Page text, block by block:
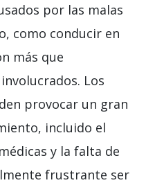
por las malas
como conducir en
más que
Los
provocar un gran
incluido el
y la falta de
frustrante ser